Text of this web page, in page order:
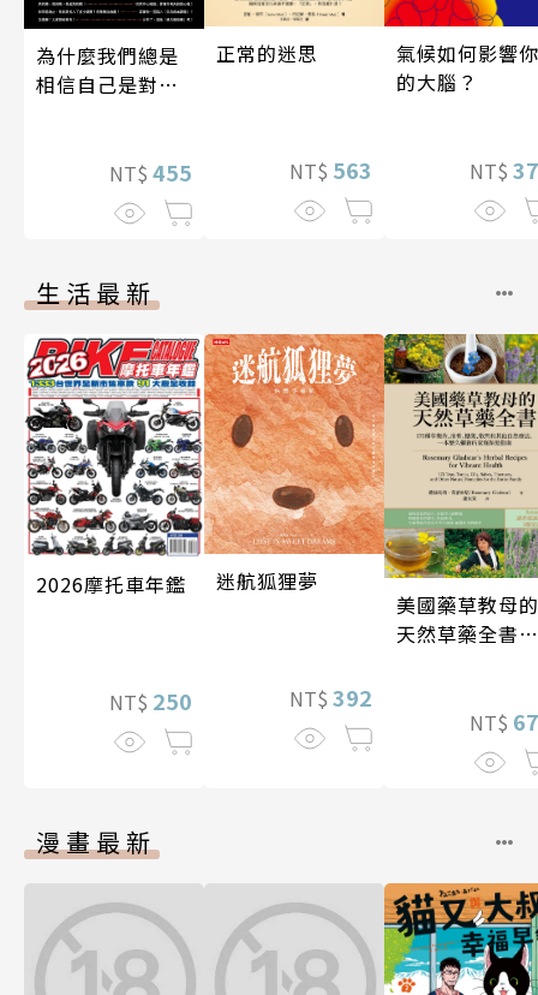
為什麼我們總是
相信自己是對
NT$ 455
正常的迷思
NT$ 563
氣候如何影響你
的大腦？
NT$
生活最新
2026摩托車年鑑
NT$ 250
迷航狐狸夢
NT$ 392
美國藥草教母的
天然草藥全書
NT$
漫畫最新